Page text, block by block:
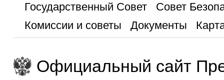
Государственный Совет
Совет
Комиссии и советы
Документы
Официальный сайт